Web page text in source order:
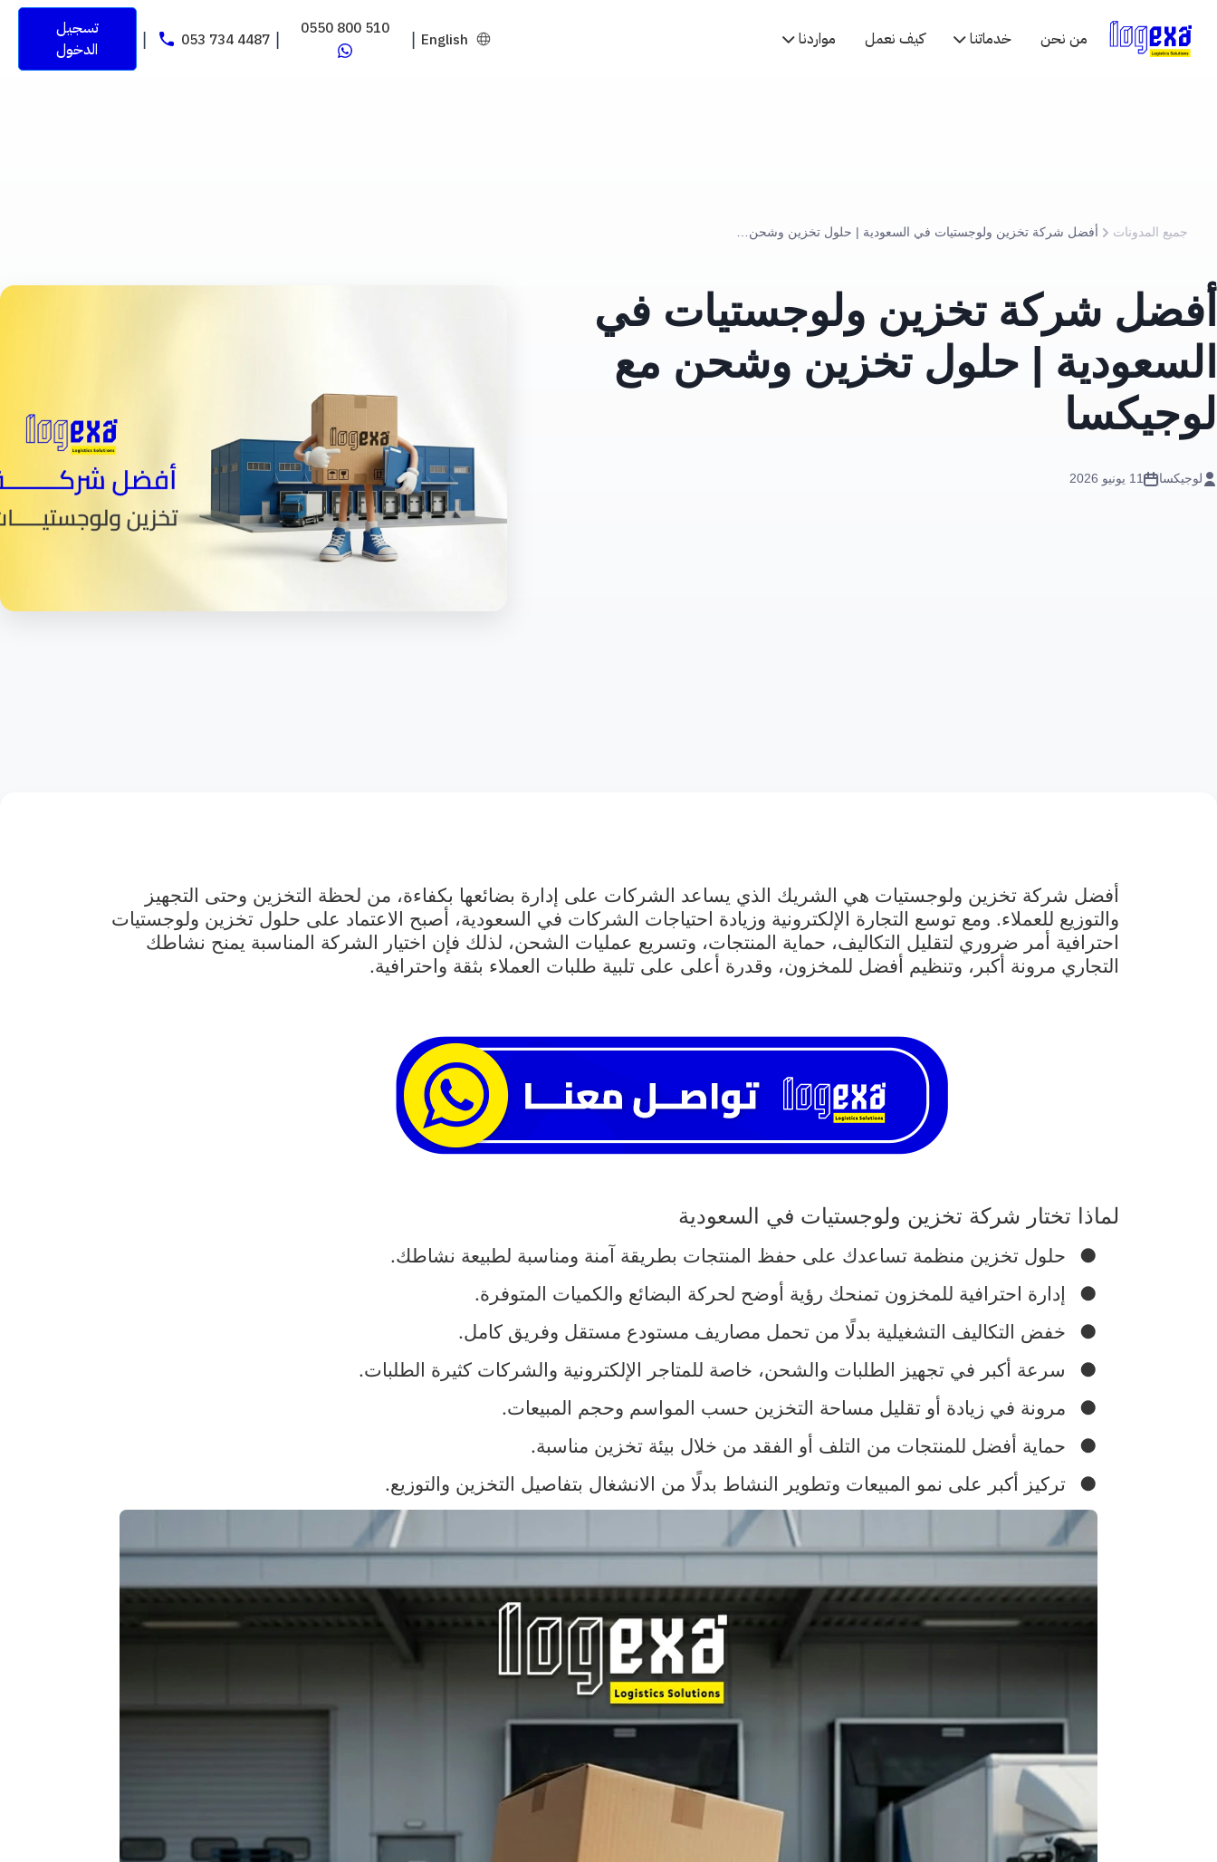
من نحن خدماتنا كيف نعمل مواردنا English
0550 800 510
053 734 4487
تسجيل
الدخول
جميع المدونات
أفضل شركة تخزين ولوجستيات في
السعودية | حلول تخزين وشحن مع
لوجيكسا
لوجيكسا 11 يونيو 2026
أفضل شركة تخزين ولوجستيات هي الشريك الذي يساعد الشركات على إدارة بضائعها بكفاءة، من لحظة التخزين وحتى التجهيز
والتوزيع للعملاء. ومع توسع التجارة الإلكترونية وزيادة احتياجات الشركات في السعودية، أصبح الاعتماد على حلول تخزين ولوجستيات
احترافية أمر ضروري لتقليل التكاليف، حماية المنتجات، وتسريع عمليات الشحن، لذلك فإن اختيار الشركة المناسبة يمنح نشاطك
التجاري مرونة أكبر، وتنظيم أفضل للمخزون، وقدرة أعلى على تلبية طلبات العملاء بثقة واحترافية.
لماذا تختار شركة تخزين ولوجستيات في السعودية
●
حلول تخزين منظمة تساعدك على حفظ المنتجات بطريقة آمنة ومناسبة لطبيعة نشاطك.
●
إدارة احترافية للمخزون تمنحك رؤية أوضح لحركة البضائع والكميات المتوفرة.
●
خفض التكاليف التشغيلية بدلًا من تحمل مصاريف مستودع مستقل وفريق كامل.
●
سرعة أكبر في تجهيز الطلبات والشحن، خاصة للمتاجر الإلكترونية والشركات كثيرة الطلبات.
●
مرونة في زيادة أو تقليل مساحة التخزين حسب المواسم وحجم المبيعات.
●
حماية أفضل للمنتجات من التلف أو الفقد من خلال بيئة تخزين مناسبة.
●
تركيز أكبر على نمو المبيعات وتطوير النشاط بدلًا من الانشغال بتفاصيل التخزين والتوزيع.